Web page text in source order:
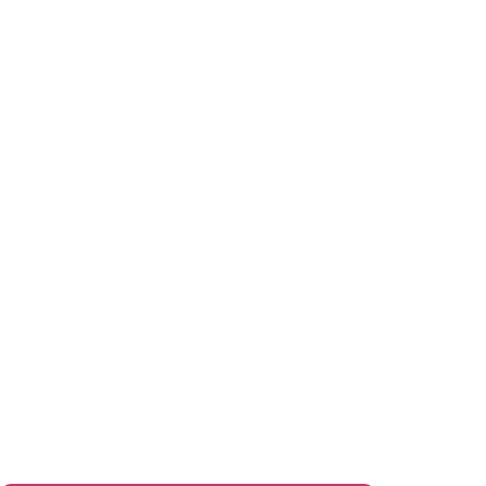
Moto
Carro
Placa de Veículo